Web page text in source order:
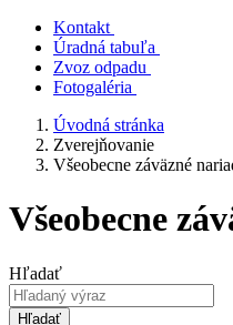
Kontakt
Úradná tabuľa
Zvoz odpadu
Fotogaléria
Úvodná stránka
Zverejňovanie
Všeobecne záväzné
Všeobecne
Hľadať
Hľadať